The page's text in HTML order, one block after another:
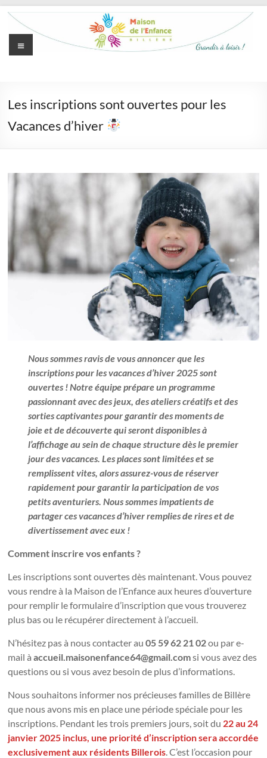
Aller
contenu
l'Enfance
de
Menu
Les inscriptions sont ouvertes pour les
Vacances d’hiver
Nous sommes ravis de vous annoncer que les
inscriptions pour les vacances d’hiver 2025 sont
ouvertes ! Notre équipe prépare un programme
passionnant avec des jeux, des ateliers créatifs et des
sorties captivantes pour garantir des moments de
joie et de découverte qui seront disponibles à
l’affichage au sein de chaque structure dès le premier
jour des vacances. Les places sont limitées et se
remplissent vites, alors assurez-vous de réserver
rapidement pour garantir la participation de vos
petits aventuriers. Nous sommes impatients de
partager ces vacances d’hiver remplies de rires et de
divertissement avec eux !
Comment inscrire vos enfants ?
Les inscriptions sont ouvertes dès maintenant. Vous pouvez
vous rendre à la Maison de l’Enfance aux heures d’ouverture
pour remplir le formulaire d’inscription que vous trouverez
plus bas ou le récupérer directement à l’accueil.
N’hésitez pas à nous contacter au05 59 62 21 02ou par e-
mail àaccueil.maisonenfance64@gmail.comsi vous avez des
questions ou si vous avez besoin de plus d’informations.
Nous souhaitons informer nos précieuses familles de Billère
que nous avons mis en place une période spéciale pour les
inscriptions. Pendant les trois premiers jours, soit du 22 au 24
janvier 2025 inclus, une priorité d’inscription sera accordée
exclusivement aux résidents Billerois . C’est l’occasion pour